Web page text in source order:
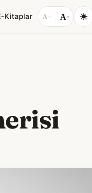
Kitaplar A − A+